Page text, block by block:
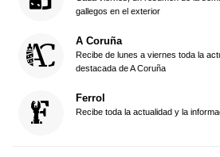
gallegos en el exterior
A Coruña
Recibe de lunes a viernes toda la
destacada de A Coruña
Ferrol
Recibe toda la actualidad y la